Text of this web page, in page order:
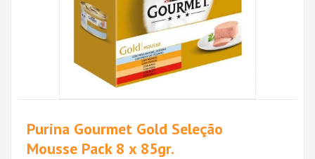
Purina Gourmet Gold Seleção
Mousse Pack 8 x 85gr.